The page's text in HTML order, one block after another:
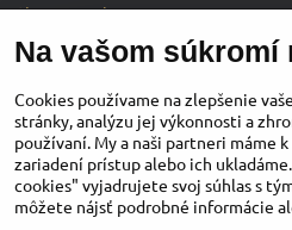
ChopperStyle s.r.o.
Ing. Martin Murčo
+421 911 364 555
Na vašom súkromí
Cookies používame na zlepšenie
stránky, analýzu jej výkonnosti a
používaní. My a naši partneri máme
zariadení prístup alebo ich
cookies" vyjadrujete svoj súhlas s
môžete nájsť podrobné informácie